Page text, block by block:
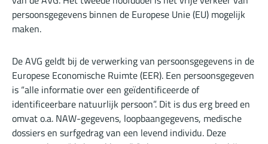
persoonsgegevens binnen de Europese Unie (EU) mogelijk
maken.
De AVG geldt bij de verwerking van persoonsgegevens in de
Europese Economische Ruimte (EER). Een persoonsgegeven
is “alle informatie over een geïdentificeerde of
identificeerbare natuurlijk persoon”. Dit is dus erg breed en
omvat o.a. NAW-gegevens, loopbaangegevens, medische
dossiers en surfgedrag van een levend individu. Deze